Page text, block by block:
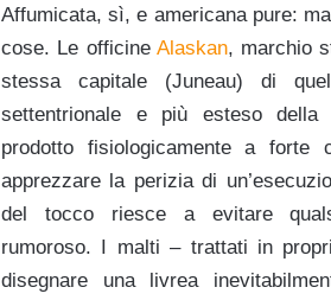
Affumicata, sì, e americana pure:
cose. Le officine Alaskan, marchio
stessa capitale (Juneau) di
settentrionale e più esteso della
prodotto fisiologicamente a forte
apprezzare la perizia di
del tocco riesce a evitare
rumoroso. I malti – trattati in
disegnare una livrea